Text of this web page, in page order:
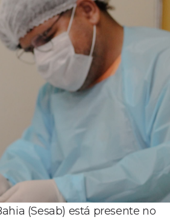
(Sesab) está presente no